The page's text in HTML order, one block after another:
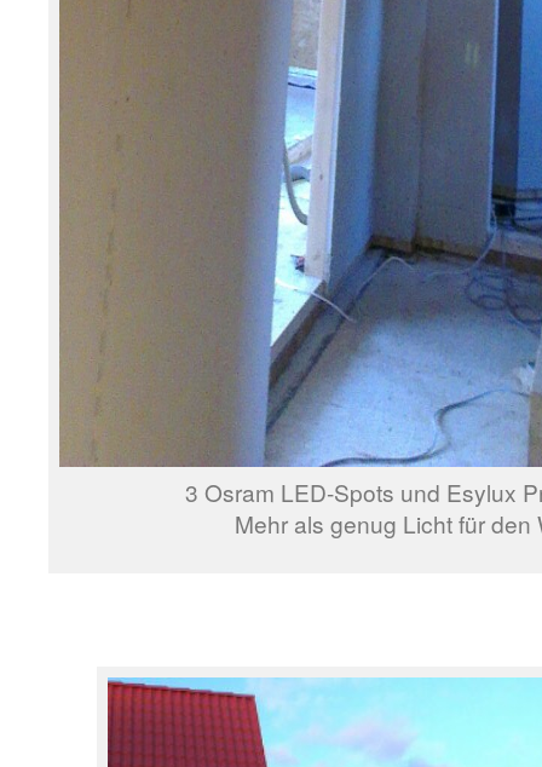
3 Osram LED-Spots und Esylux
Mehr als genug Licht für den